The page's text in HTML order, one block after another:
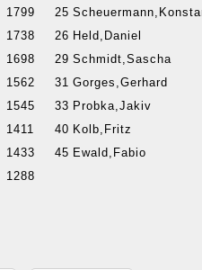
1799 25
1738 26 Held,Daniel
1698 29 Schmidt,Sascha
1562 31 Gorges,Gerhard
1545 33 Probka,Jakiv
1411 40 Kolb,Fritz
1433 45 Ewald,Fabio
1288